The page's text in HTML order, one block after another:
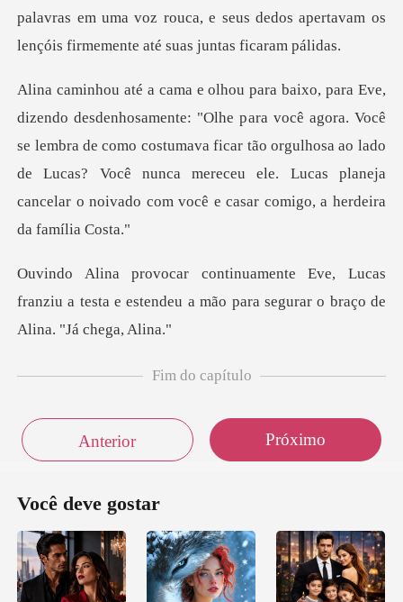
palavras em uma voz rouca, e seus dedos apertavam o
ê agora. Você
se lembra de como costumava ficar tão orgulhosa ao lado
de Lucas? Você nunca mere
ucas
franziu a testa e estendeu a mão para
Fim do capítulo
Anterior Próximo
Você deve gostar